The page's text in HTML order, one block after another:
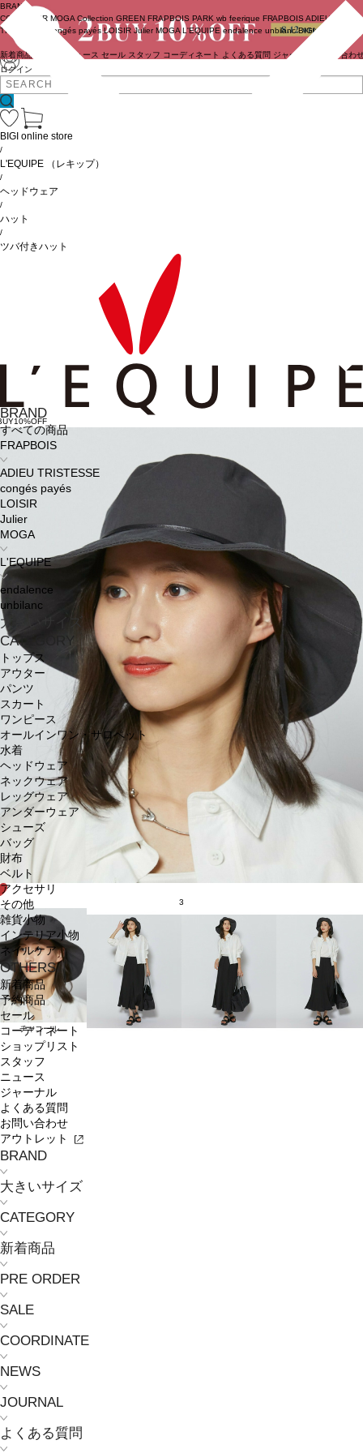
ログイン
BRAND
COUTURIER MOGA Collection GREEN FRAPBOIS PARK wb feerique FRAPBOIS ADIEU
TRISTESSE
congés payés LOISIR Julier MOGA L'EQUIPE endalence unbilanc BIGI online store
新着商品 ニュース セール スタッフ コーディネート よくある質問 ジャーナル お問い合わ
BRAND
すべての商品
FRAPBOIS
ADIEU TRISTESSE
congés payés
LOISIR
Julier
MOGA
L'EQUIPE
endalence
unbilanc
大きいサイズ
CATEGORY
トップス
アウター
パンツ
スカート
ワンピース
オールインワン・サロペット
水着
ヘッドウェア
ネックウェア
レッグウェア
アンダーウェア
シューズ
バッグ
財布
ベルト
アクセサリ
その他
雑貨小物
インテリア小物
ネイルケア
OTHERS
新着商品
予約商品
セール
コーディネート
ショップリスト
スタッフ
ニュース
ジャーナル
よくある質問
お問い合わせ
アウトレット
BRAND
大きいサイズ
CATEGORY
新着商品
PRE ORDER
SALE
COORDINATE
NEWS
JOURNAL
よくある質問
BIGI online store
/
L'EQUIPE （レキップ）
/
ヘッドウェア
/
ハット
/
ツバ付きハット
3
チャコール